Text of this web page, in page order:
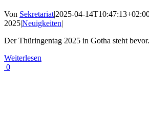
Von Sekretariat|2025-04-
2025|Neuigkeiten|
Der Thüringentag 2025 in Gotha steht
Weiterlesen
0